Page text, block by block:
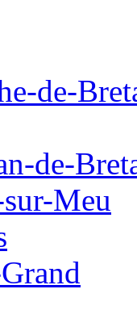
de-
de-
Meu